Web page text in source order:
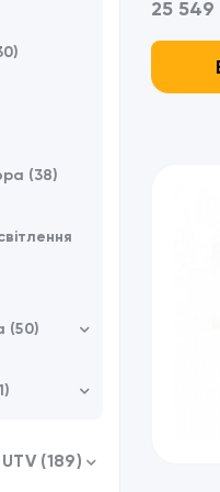
(38)
(50)
(12)
(189)
25 549